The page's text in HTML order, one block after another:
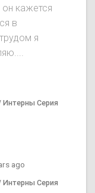
кажется
в
я
Интерны Серия
ago
Интерны Серия